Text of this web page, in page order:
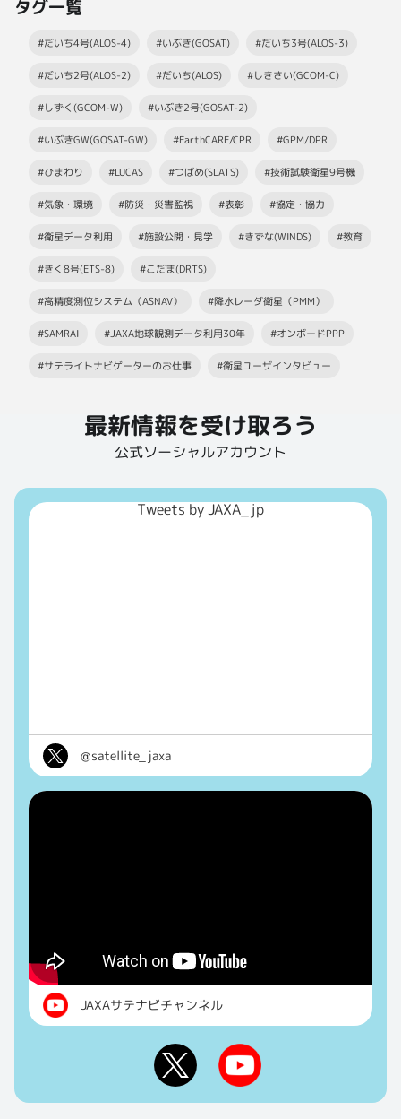
タグ一覧
#だいち4号(ALOS-4) #いぶき(GOSAT) #だいち3号(ALOS-3)
#だいち2号(ALOS-2) #だいち(ALOS) #しきさい(GCOM-C)
#しずく(GCOM-W) #いぶき2号(GOSAT-2)
#いぶきGW(GOSAT-GW) #EarthCARE/CPR #GPM/DPR
#ひまわり #LUCAS #つばめ(SLATS) #技術試験衛星9号機
#気象・環境 #防災・災害監視 #表彰 #協定・協力
#衛星データ利用 #施設公開・見学 #きずな(WINDS) #教育
#きく8号(ETS-8) #こだま(DRTS)
#高精度測位システム（ASNAV） #降水レーダ衛星（PMM）
#SAMRAI #JAXA地球観測データ利用30年 #オンボードPPP
#サテライトナビゲーターのお仕事 #衛星ユーザインタビュー
最新情報を受け取ろう
公式ソーシャルアカウント
Tweets by JAXA_jp
@satellite_jaxa
JAXAサテナビチャンネル